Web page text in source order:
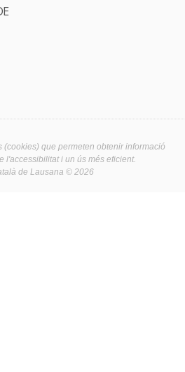
(cookies) que permeten obtenir informació
l'accessibilitat i un ús més eficient.
de Lausana © 2026